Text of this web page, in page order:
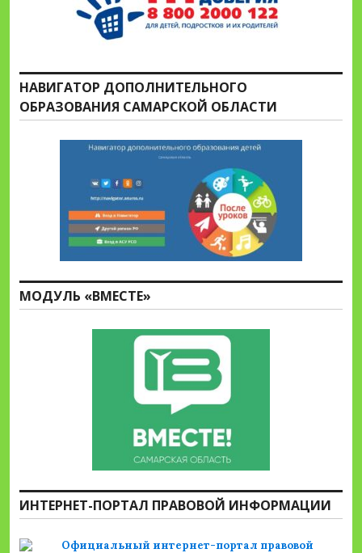
НАВИГАТОР ДОПОЛНИТЕЛЬНОГО
ОБРАЗОВАНИЯ САМАРСКОЙ ОБЛАСТИ
МОДУЛЬ «ВМЕСТЕ»
ИНТЕРНЕТ-ПОРТАЛ ПРАВОВОЙ ИНФОРМАЦИИ